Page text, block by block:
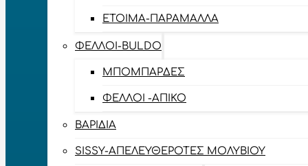
ΈΤΟΙΜΑ-ΠΑΡΆΜΑΛΛΑ
ΦΕΛΛΟΊ-BULDO
ΜΠΟΜΠΆΡΔΕΣ
ΦΕΛΛΟΊ -ΑΠΊΚΟ
ΒΑΡΊΔΙΑ
SISSY-ΑΠΕΛΕΥΘΕΡΟΤΈΣ ΜΟΛΥΒΙΟΎ